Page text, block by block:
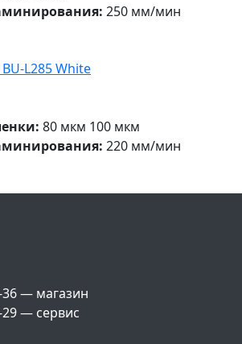
250 мм/мин
L285 White
80 мкм 100 мкм
220 мм/мин
36 — магазин
29 — сервис